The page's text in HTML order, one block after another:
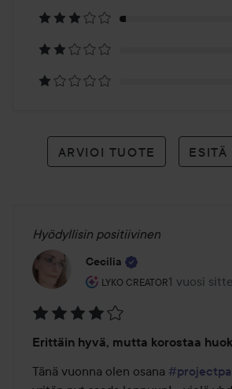
arvioon
ARVIOI TUOTE ESITÄ
Hyödyllisin positiivinen
Cecilia
LYKO CREATOR
Käyttäjän rooli: Lyko
1 vuosi
Viesti
4
/
Erittäin hyvä, mutta korostaa
Tänä vuonna olen osana